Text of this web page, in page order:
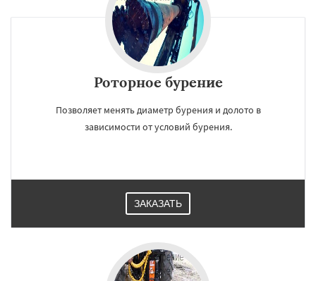
Роторное бурение
Позволяет менять диаметр бурения и долото в
зависимости от условий бурения.
ЗАКАЗАТЬ